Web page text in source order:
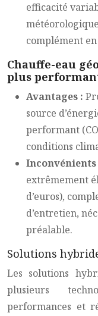
efficacité
complément
Chauffe-eau
plus
Avantages :
source
performant
conditions
Inconvénients
extrêmement
d’euros),
d’entretien,
préalable.
Solutions
Les solutions
plusieurs
performances et